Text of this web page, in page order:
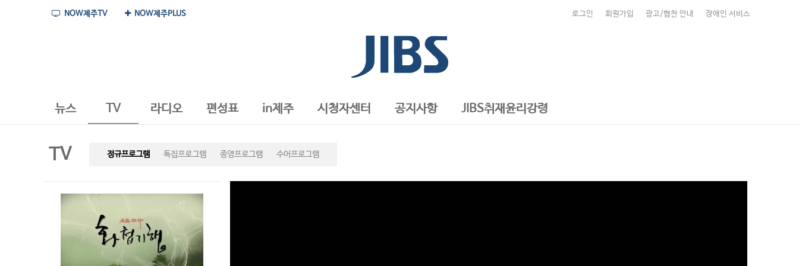
NOW제주PLUS
NOW제주TV 장애인 서비스
광고/협찬 안내
회원가입
로그인
뉴스 TV 라디오 편성표 in제주 시청자센터 공지사항 JIBS취재윤리강령
TV 정규프로그램 특집프로그램 종영프로그램 수어프로그램